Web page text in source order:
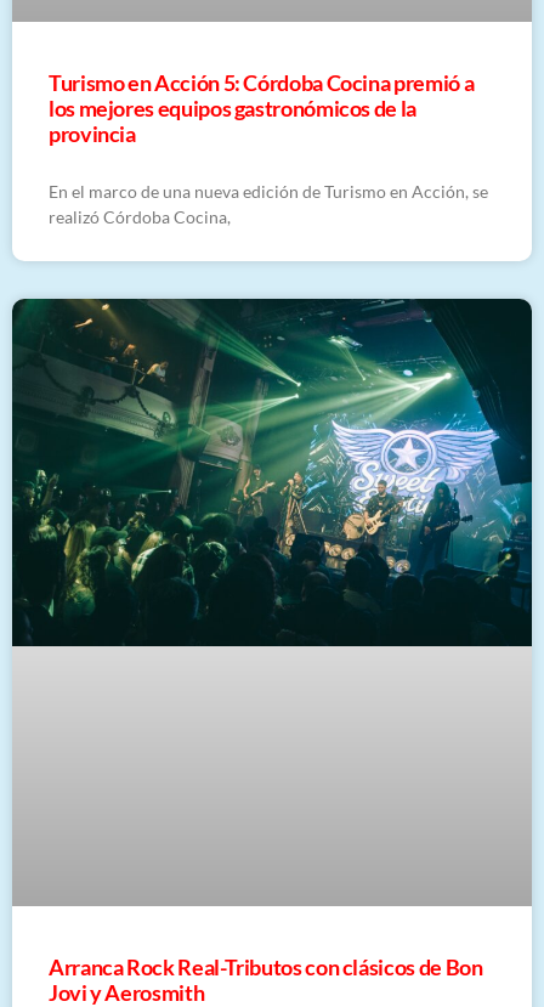
Turismo en Acción 5: Córdoba Cocina premió a
los mejores equipos gastronómicos de la
provincia
En el marco de una nueva edición de Turismo en Acción, se
realizó Córdoba Cocina,
Arranca Rock Real-Tributos con clásicos de Bon
Jovi y Aerosmith